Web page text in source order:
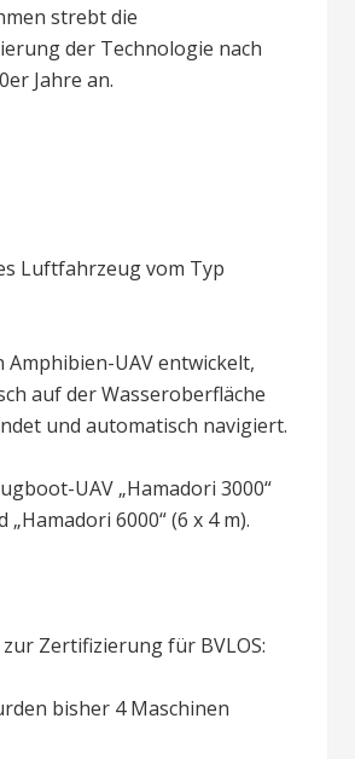
strebt die
der Technologie nach
Jahre an.
Luftfahrzeug vom Typ
Amphibien-UAV entwickelt,
auf der Wasseroberfläche
und automatisch navigiert.
UAV „Hamadori 3000“
„Hamadori 6000“ (6 x 4 m).
Zertifizierung für BVLOS:
bisher 4 Maschinen